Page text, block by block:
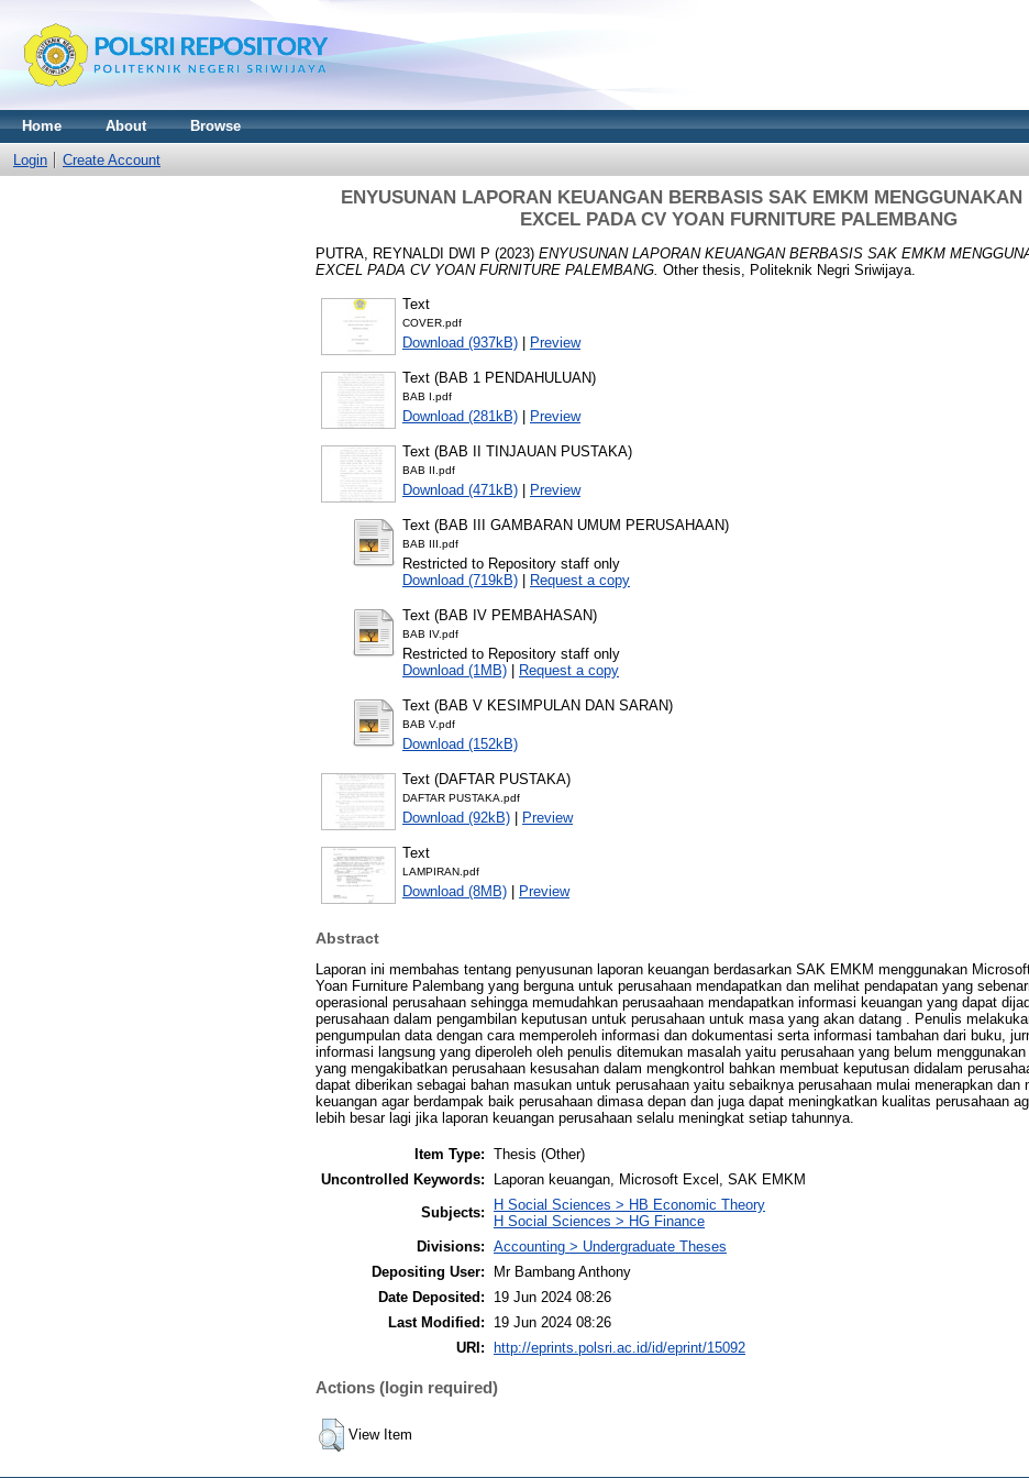
Home About Browse
Login Create Account
ENYUSUNAN LAPORAN KEUANGAN BERBASIS SAK EMKM MENGGUNAKAN
EXCEL PADA CV YOAN FURNITURE PALEMBANG
PUTRA, REYNALDI DWI P (2023) ENYUSUNAN LAPORAN KEUANGAN BERBASIS SAK EMKM
EXCEL PADA CV YOAN FURNITURE PALEMBANG. Other thesis, Politeknik Negri Sriwijaya.
Text
COVER.pdf
Download (937kB) | Preview
Text (BAB 1 PENDAHULUAN)
BAB I.pdf
Download (281kB) | Preview
Text (BAB II TINJAUAN PUSTAKA)
BAB II.pdf
Download (471kB) | Preview
Text (BAB III GAMBARAN UMUM PERUSAHAAN)
BAB III.pdf
Restricted to Repository staff only
Download (719kB) | Request a copy
Text (BAB IV PEMBAHASAN)
BAB IV.pdf
Restricted to Repository staff only
Download (1MB) | Request a copy
Text (BAB V KESIMPULAN DAN SARAN)
BAB V.pdf
Download (152kB)
Text (DAFTAR PUSTAKA)
DAFTAR PUSTAKA.pdf
Download (92kB) | Preview
Text
LAMPIRAN.pdf
Download (8MB) | Preview
Abstract
Laporan ini membahas tentang penyusunan laporan keuangan berdasarkan SAK EMKM menggunakan
Yoan Furniture Palembang yang berguna untuk perusahaan mendapatkan dan melihat pendapatan yang
operasional perusahaan sehingga memudahkan perusaahaan mendapatkan informasi keuangan yang dapat
perusahaan dalam pengambilan keputusan untuk perusahaan untuk masa yang akan datang . Penulis
pengumpulan data dengan cara memperoleh informasi dan dokumentasi serta informasi tambahan dari buku,
informasi langsung yang diperoleh oleh penulis ditemukan masalah yaitu perusahaan yang belum
yang mengakibatkan perusahaan kesusahan dalam mengkontrol bahkan membuat keputusan didalam
dapat diberikan sebagai bahan masukan untuk perusahaan yaitu sebaiknya perusahaan mulai menerapkan dan
keuangan agar berdampak baik perusahaan dimasa depan dan juga dapat meningkatkan kualitas perusahaan
lebih besar lagi jika laporan keuangan perusahaan selalu meningkat setiap tahunnya.
Item Type: Thesis (Other)
Uncontrolled Keywords:
Laporan keuangan, Microsoft Excel, SAK EMKM
Subjects:
H Social Sciences > HB Economic Theory
H Social Sciences > HG Finance
Divisions: Accounting > Undergraduate Theses
Depositing User:
Mr Bambang Anthony
Date Deposited:
19 Jun 2024 08:26
Last Modified:
19 Jun 2024 08:26
URI:
http://eprints.polsri.ac.id/id/eprint/15092
Actions (login required)
View Item